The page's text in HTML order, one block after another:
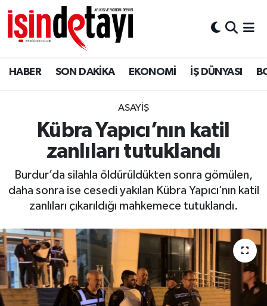
HABER SON DAKİKA EKONOMİ İŞ DÜNYASI
ASAYİŞ
Kübra Yapıcı’nın katil
zanlıları tutuklandı
Burdur’da silahla öldürüldükten sonra gömülen,
daha sonra ise cesedi yakılan Kübra Yapıcı’nın katil
zanlıları çıkarıldığı mahkemece tutuklandı.
DÜNYA
Eğitim
ENERJİ HABERİ
HABER
LOJİSTİK
MAGAZİN
OTO DETAY
Nöbetçi Eczaneler
Hava Durumu
İstanbul Namaz Vakitleri
Trafik Durumu
Tüm Manşetler
Son Dakika Haberleri
Haber Arşivi